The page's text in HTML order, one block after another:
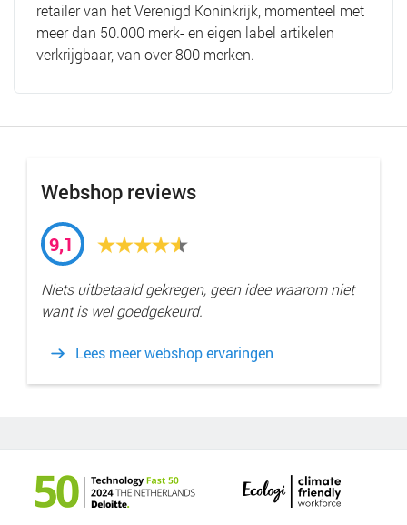
retailer van het Verenigd Koninkrijk, momenteel met
meer dan 50.000 merk- en eigen label artikelen
verkrijgbaar, van over 800 merken.
Webshop reviews
9,1
Niets uitbetaald gekregen, geen idee waarom niet
want is wel goedgekeurd.
Lees meer webshop ervaringen